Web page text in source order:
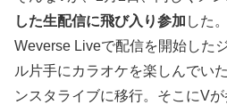
した生配信に飛び入り参加 した
Weverse Liveで配信を開始した
ル片手にカラオケを楽しんでい
ンスタライブに移行。そこにV